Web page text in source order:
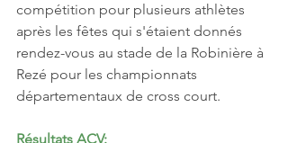
compétition pour plusieurs athlètes
après les fêtes qui s'étaient donnés
rendez-vous au stade de la Robinière à
Rezé pour les championnats
départementaux de cross court.
Résultats ACV: